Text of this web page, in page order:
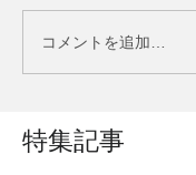
コメントを追加…
特集記事